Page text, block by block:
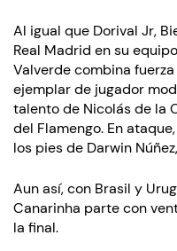
Al igual que Dorival Jr,
Real Madrid en su
Valverde combina
ejemplar de jugador
talento de Nicolás de la
del Flamengo. En
los pies de Darwin
Aun así, con Brasil y
Canarinha parte con
la final.